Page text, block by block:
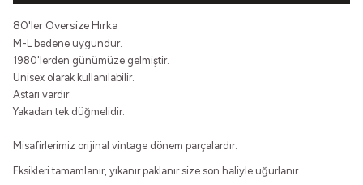
80'ler Oversize Hırka
M-L bedene uygundur.
1980'lerden günümüze gelmiştir.
Unisex olarak kullanılabilir.
Astarı vardır.
Yakadan tek düğmelidir.
Misafirlerimiz orijinal vintage dönem parçalardır.
Eksikleri tamamlanır, yıkanır paklanır size son haliyle uğurlanır.